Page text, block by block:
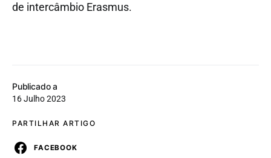
Publicado a
16 Julho 2023
PARTILHAR ARTIGO
FACEBOOK
de intercâmbio Erasmus.